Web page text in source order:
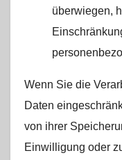
überwiegen,
Wenn Sie die
Daten
von ihrer
Einwilligung oder